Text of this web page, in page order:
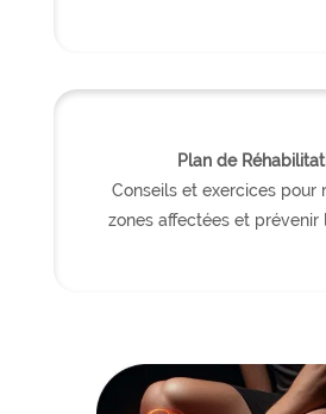
Plan de
Conseils et exercices pour
zones affectées et prévenir